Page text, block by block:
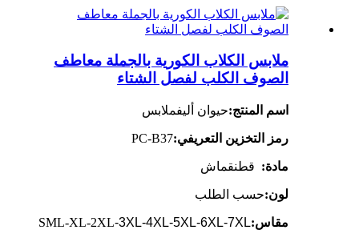
ملابس الكلاب الكورية بالجملة معاطف
الصوف الكلب لفصل الشتاء
اسم المنتج:حيوان أليفملابس
رمز التخزين التعريفي:PC-B37
مادة: قطنقماش
لون:حسب الطلب
مقاس: SML-XL-2XL-3XL-4XL-5XL-6XL-7XL